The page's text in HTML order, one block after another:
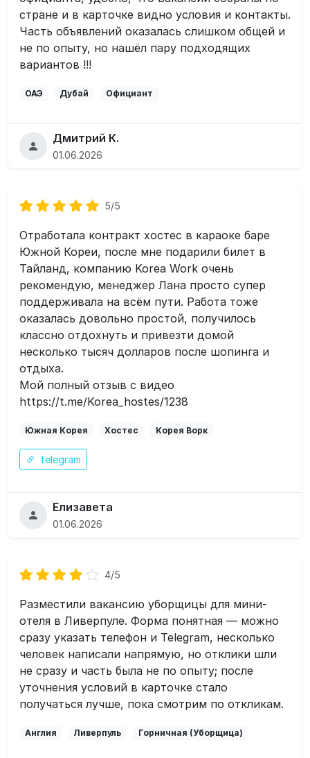
стране и в карточке видно условия и контакты.
Часть объявлений оказалась слишком общей и
не по опыту, но нашёл пару подходящих
вариантов !!!
ОАЭ Дубай Официант
Дмитрий К.
01.06.2026
5/5
Отработала контракт хостес в караоке баре
Южной Кореи, после мне подарили билет в
Тайланд, компанию Korea Work очень
рекомендую, менеджер Лана просто супер
поддерживала на всём пути. Работа тоже
оказалась довольно простой, получилось
классно отдохнуть и привезти домой
несколько тысяч долларов после шопинга и
отдыха.
Мой полный отзыв с видео
https://t.me/Korea_hostes/1238
Южная Корея Хостес Корея Ворк
telegram
Елизавета
01.06.2026
4/5
Разместили вакансию уборщицы для мини-
отеля в Ливерпуле. Форма понятная — можно
сразу указать телефон и Telegram, несколько
человек написали напрямую, но отклики шли
не сразу и часть была не по опыту; после
уточнения условий в карточке стало
получаться лучше, пока смотрим по откликам.
Англия Ливерпуль Горничная (Уборщица)